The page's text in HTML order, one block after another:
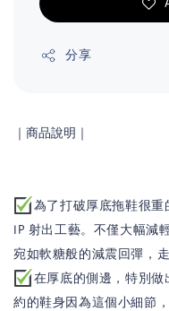
分享
｜商品說明 ｜
為了打破厚底拖鞋很
IP 射出工藝。不僅大幅減
宛如軟糖般的減震回彈，
在厚底的側邊，特別
約的鞋身因為這個小細節